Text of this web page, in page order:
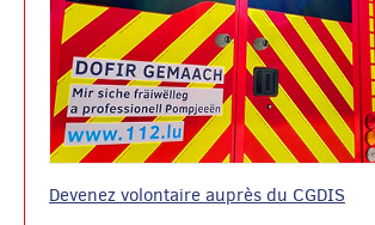
Devenez volontaire auprès du CGDIS